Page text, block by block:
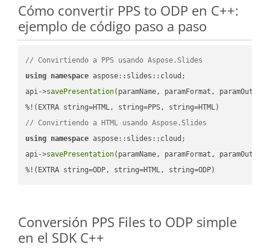
Cómo convertir PPS to ODP en C++:
ejemplo de código paso a paso
// Convirtiendo a PPS usando Aspose.Slides
using namespace aspose::slides::cloud;
api->savePresentation(paramName, paramFormat,
// Convirtiendo a HTML usando Aspose.Slides
using namespace aspose::slides::cloud;
api->savePresentation(paramName, paramFormat,
%!(EXTRA string=ODP, string=HTML, string=ODP)
Conversión PPS Files to ODP simple
en el SDK C++